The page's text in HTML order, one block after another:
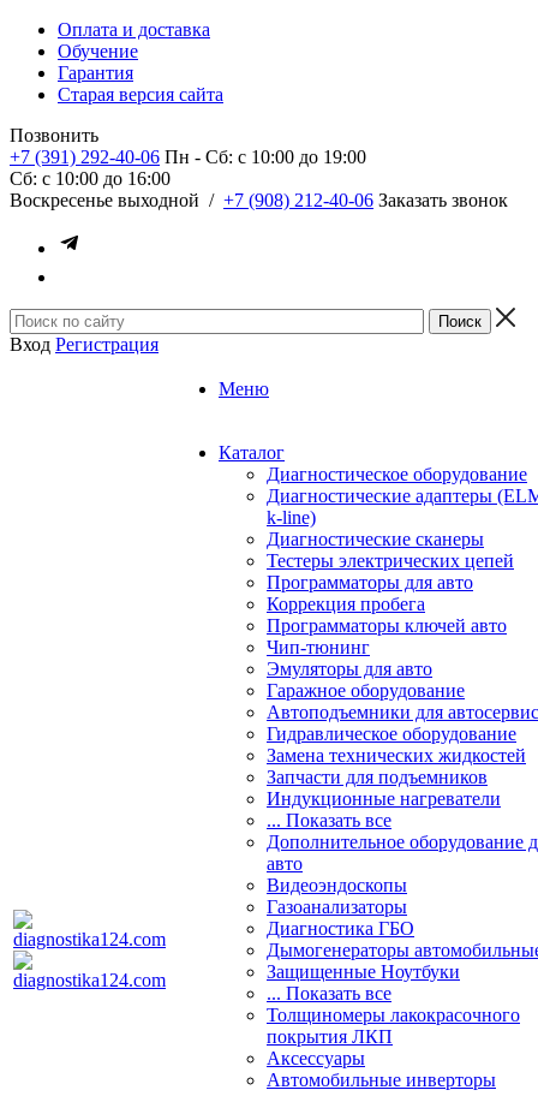
Оплата и доставка
Обучение
Гарантия
Старая версия сайта
Позвонить
+7 (391) 292-40-06 Пн - Сб: c 10:00 до 19:00
Сб: c 10:00 до 16:00
​Воскресенье выходной / +7 (908) 212-40-06 Заказать звонок
Вход Регистрация
Меню
Каталог
Диагностическое оборудование
Диагностические адаптеры
k-line)
Диагностические сканеры
Тестеры электрических цепей
Программаторы для авто
Коррекция пробега
Программаторы ключей авто
Чип-тюнинг
Эмуляторы для авто
Гаражное оборудование
Автоподъемники для
Гидравлическое оборудование
Замена технических жидкостей
Запчасти для подъемников
Индукционные нагреватели
... Показать все
Дополнительное оборудование
авто
Видеоэндоскопы
Газоанализаторы
Диагностика ГБО
Дымогенераторы
Защищенные Ноутбуки
... Показать все
Толщиномеры лакокрасочного
покрытия ЛКП
Аксессуары
Автомобильные инверторы